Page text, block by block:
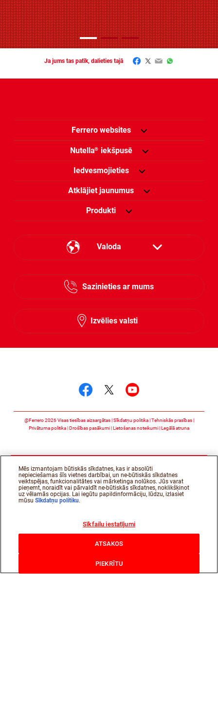
Ja jums tas patīk, dalieties tajā Facebook
Twitter
EmailWhatsApp
Ferrero websites
Nutella® iekšpusē
Iedvesmojieties
Atklājiet jaunumus
Produkti
Valoda
Estonian
Latvian
Sazinieties ar mums
Izvēlies valsti
@Ferrero 2026 Visas tiesības aizsargātas Sīkdatņu politika Tehniskās prasības
Privātuma politika Drošības pasākumi Lietošanas noteikumi Legālā atruna
Mēs izmantojam būtiskās sīkdatnes, kas ir absolūti
nepieciešamas šīs vietnes darbībai, un ne-būtiskās sīkdatnes
veiktspējas, funkcionalitātes vai mārketinga nolūkos. Jūs varat
pieņemt, noraidīt vai pārvaldīt ne-būtiskās sīkdatnes, noklikšķinot
uz vēlamās opcijas. Lai iegūtu papildinformāciju, lūdzu, izlasiet
mūsuSīkdatņu politiku.
Sīkfailu iestatījumi
ATSAKOS
PIEKRĪTU